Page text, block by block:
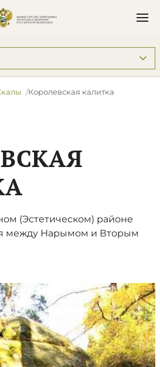
Королевская калитка
(Эстетическом) районе
между Нарымом и Вторым